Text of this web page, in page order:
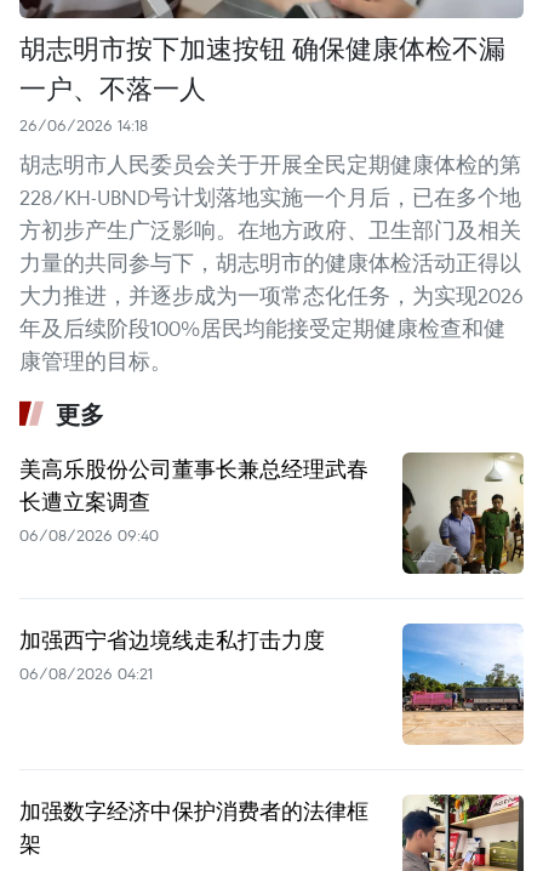
胡志明市按下加速按钮 确保健康体检不漏
一户、不落一人
26/06/2026 14:18
胡志明市人民委员会关于开展全民定期健康体检的第
228/KH-UBND号计划落地实施一个月后，已在多个地
方初步产生广泛影响。在地方政府、卫生部门及相关
力量的共同参与下，胡志明市的健康体检活动正得以
大力推进，并逐步成为一项常态化任务，为实现2026
年及后续阶段100%居民均能接受定期健康检查和健
康管理的目标。
更多
美高乐股份公司董事长兼总经理武春
长遭立案调查
06/08/2026 09:40
加强西宁省边境线走私打击力度
06/08/2026 04:21
加强数字经济中保护消费者的法律框
架